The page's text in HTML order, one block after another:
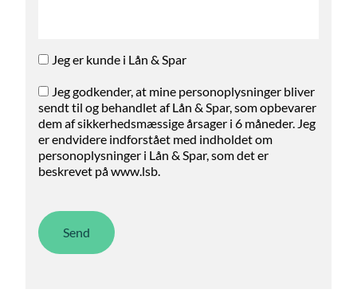
Jeg er kunde i Lån & Spar
Jeg godkender, at mine personoplysninger bliver
sendt til og behandlet af Lån & Spar, som opbevarer
dem af sikkerhedsmæssige årsager i 6 måneder. Jeg
er endvidere indforstået med indholdet om
personoplysninger i Lån & Spar, som det er
beskrevet på www.lsb.